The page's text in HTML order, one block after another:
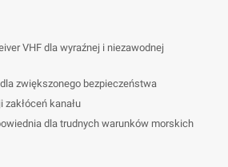
VHF dla wyraźnej i niezawodnej
zwiększonego bezpieczeństwa
zakłóceń kanału
dla trudnych warunków morskich